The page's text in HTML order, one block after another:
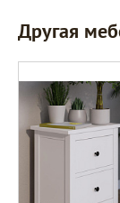
Другая